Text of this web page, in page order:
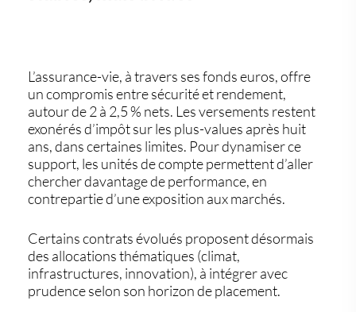
L’assurance-vie, à travers sesfonds euros, offre
un compromis entre sécurité et rendement,
autour de2 à 2,5 % nets. Les versements restent
exonérés d’impôt sur les plus-values après huit
ans, dans certaines limites. Pour dynamiser ce
support, les unités de compte permettent d’aller
chercher davantage de performance, en
contrepartie d’une exposition aux marchés.
Certains contrats évolués proposent désormais
des allocations thématiques (climat,
infrastructures, innovation), à intégrer avec
prudence selon son horizon de placement.